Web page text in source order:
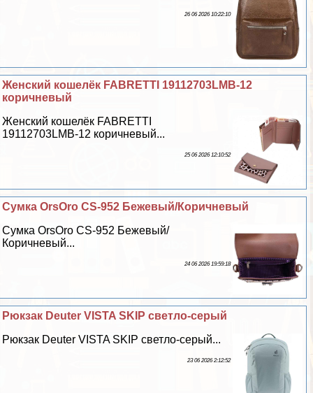
26 06 2026 10:22:10
Женский кошелёк FABRETTI 19112703LMB-12
коричневый
Женский кошелёк FABRETTI
19112703LMB-12 коричневый...
25 06 2026 12:10:52
Сумка OrsOro CS-952 Бежевый/Коричневый
Сумка OrsOro CS-952 Бежевый/
Коричневый...
24 06 2026 19:59:18
Рюкзак Deuter VISTA SKIP светло-серый
Рюкзак Deuter VISTA SKIP светло-серый...
23 06 2026 2:12:52